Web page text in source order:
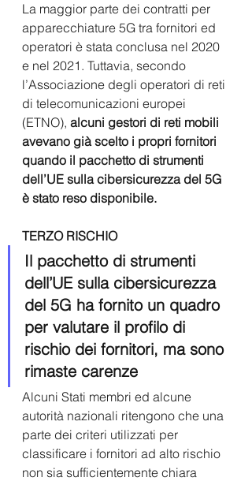
La maggior parte dei contratti per
apparecchiature 5G tra fornitori ed
operatori è stata conclusa nel 2020
e nel 2021. Tuttavia, secondo
l’Associazione degli operatori di reti
di telecomunicazioni europei
(ETNO), alcuni gestori di reti mobili
avevano già scelto i propri fornitori
quando il pacchetto di strumenti
dell’UE sulla cibersicurezza del 5G
è stato reso disponibile.
TERZO RISCHIO
Il pacchetto di strumenti
dell’UE sulla cibersicurezza
del 5G ha fornito un quadro
per valutare il profilo di
rischio dei fornitori, ma sono
rimaste carenze
Alcuni Stati membri ed alcune
autorità nazionali ritengono che una
parte dei criteri utilizzati per
classificare i fornitori ad alto rischio
non sia sufficientemente chiara